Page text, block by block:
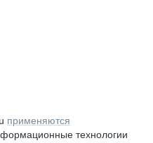
применяются
технологии